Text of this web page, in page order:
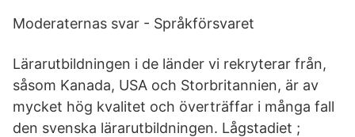
Moderaternas svar - Språkförsvaret
Lärarutbildningen i de länder vi rekryterar från,
såsom Kanada, USA och Storbritannien, är av
mycket hög kvalitet och överträffar i många fall
den svenska lärarutbildningen. Lågstadiet ;